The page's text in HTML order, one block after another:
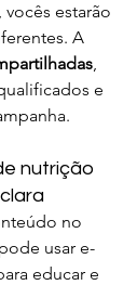
estarão
A
,
e
nutrição
no
usar e-
educar e